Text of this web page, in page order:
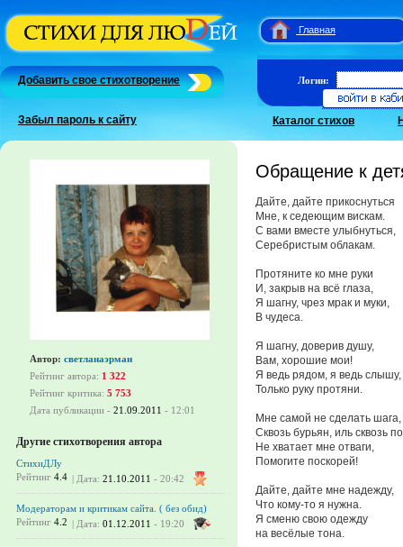
Главная
Добавить свое стихотворение
Забыл пароль к сайту
Логин:
Каталог стихов
Автор: светланаэрман
Рейтинг автора: 1 322
Рейтинг критика: 5 753
Дата публикации - 21.09.2011 - 12:01
Другие стихотворения автора
СтихиДЛу
Рейтинг 4.4 | Дата: 21.10.2011 - 20:42
Модераторам и критикам сайта. ( без обид)
Рейтинг 4.2 | Дата: 01.12.2011 - 19:20
Обращение к
Дайте, дайте прикоснуться
Мне, к седеющим вискам.
С вами вместе улыбнуться,
Серебристым облакам.
Протяните ко мне руки
И, закрыв на всё глаза,
Я шагну, чрез мрак и муки,
В чудеса.
Я шагну, доверив душу,
Вам, хорошие мои!
Я ведь рядом, я ведь слышу,
Только руку протяни.
Мне самой не сделать шага,
Сквозь бурьян, иль сквозь
Не хватает мне отваги,
Помогите поскорей!
Дайте, дайте мне надежду,
Что кому-то я нужна.
Я сменю свою одежду
на весёлые тона.